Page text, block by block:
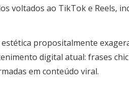
voltados ao TikTok e Reels,
estética propositalmente
digital atual: frases
em conteúdo viral.